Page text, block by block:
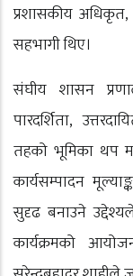
प्रशासकीय
सहभागी थिए।
संघीय शासन
पारदर्शिता,
तहको भूमिका थप
कार्यसम्पादन
सुदृढ बनाउने
कार्यक्रमको